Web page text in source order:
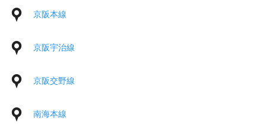
京阪本線
京阪宇治線
京阪交野線
南海本線